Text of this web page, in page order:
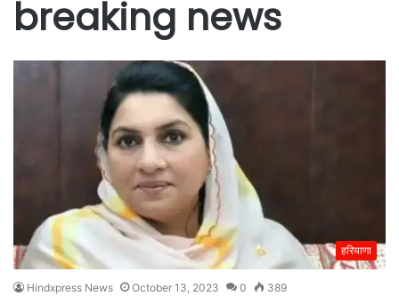
breaking news
हरियाणा
Hindxpress News October 13, 2023 0 389